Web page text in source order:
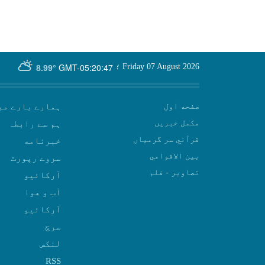
GMT-05:20:47
8.99° Friday 07 August 2026 ؛
صفحه اول
مکمل خبریں
قرآني سر گرمياں
بين الاقوامي
تصاوير - فلم
ہمارے بارے
ہم سے رابطہ
سروے رپورٹ
آرکائیو
آب و هوا
سرچ
لنکس
RSS